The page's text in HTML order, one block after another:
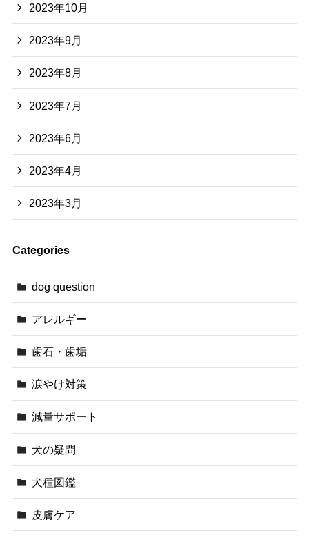
2023年10月
2023年9月
2023年8月
2023年7月
2023年6月
2023年4月
2023年3月
Categories
dog question
アレルギー
歯石・歯垢
涙やけ対策
減量サポート
犬の疑問
犬種図鑑
皮膚ケア